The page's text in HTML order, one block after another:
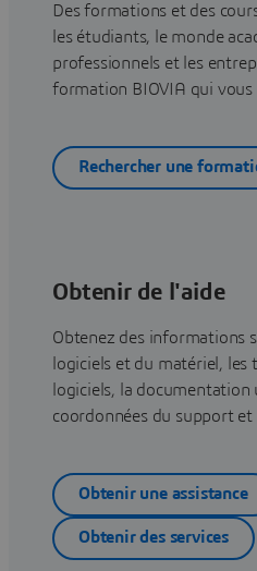
Des formations et des
les étudiants, le monde
professionnels et les
formation BIOVIA qui vous
Rechercher une
Obtenir de l'aide
Obtenez des informations
logiciels et du matériel, les
logiciels, la documentation
coordonnées du support et
Obtenir une assistance
Obtenir des services